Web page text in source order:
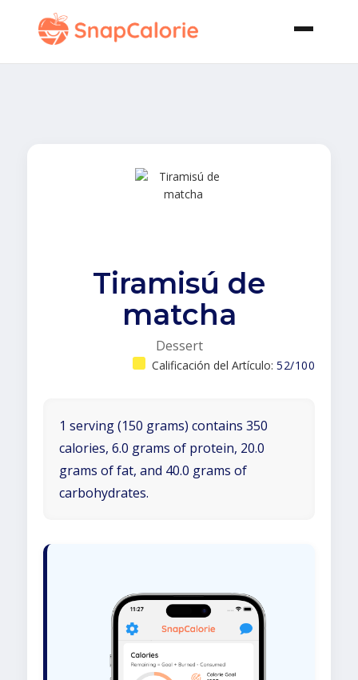
Tiramisú de
matcha
Dessert
Calificación del Artículo: 52/100
1 serving (150 grams) contains 350
calories, 6.0 grams of protein, 20.0
grams of fat, and 40.0 grams of
carbohydrates.